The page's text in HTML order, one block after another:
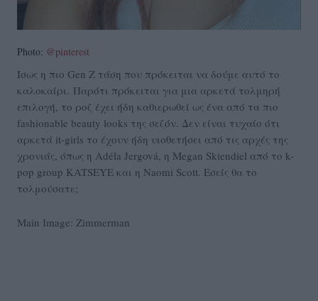
Photo: @pinterest
Ίσως η πιο Gen Z τάση που πρόκειται να δούμε αυτό το
καλοκαίρι. Παρότι πρόκειται για μια αρκετά τολμηρή
επιλογή, το ροζ έχει ήδη καθιερωθεί ως ένα από τα πιο
fashionable beauty looks της σεζόν. Δεν είναι τυχαίο ότι
αρκετά it-girls το έχουν ήδη υιοθετήσει από τις αρχές της
χρονιάς, όπως η Adéla Jergová, η Megan Skiendiel από το k-
pop group KATSEYE και η Naomi Scott. Εσείς θα το
τολμούσατε;
Main Image: Zimmerman